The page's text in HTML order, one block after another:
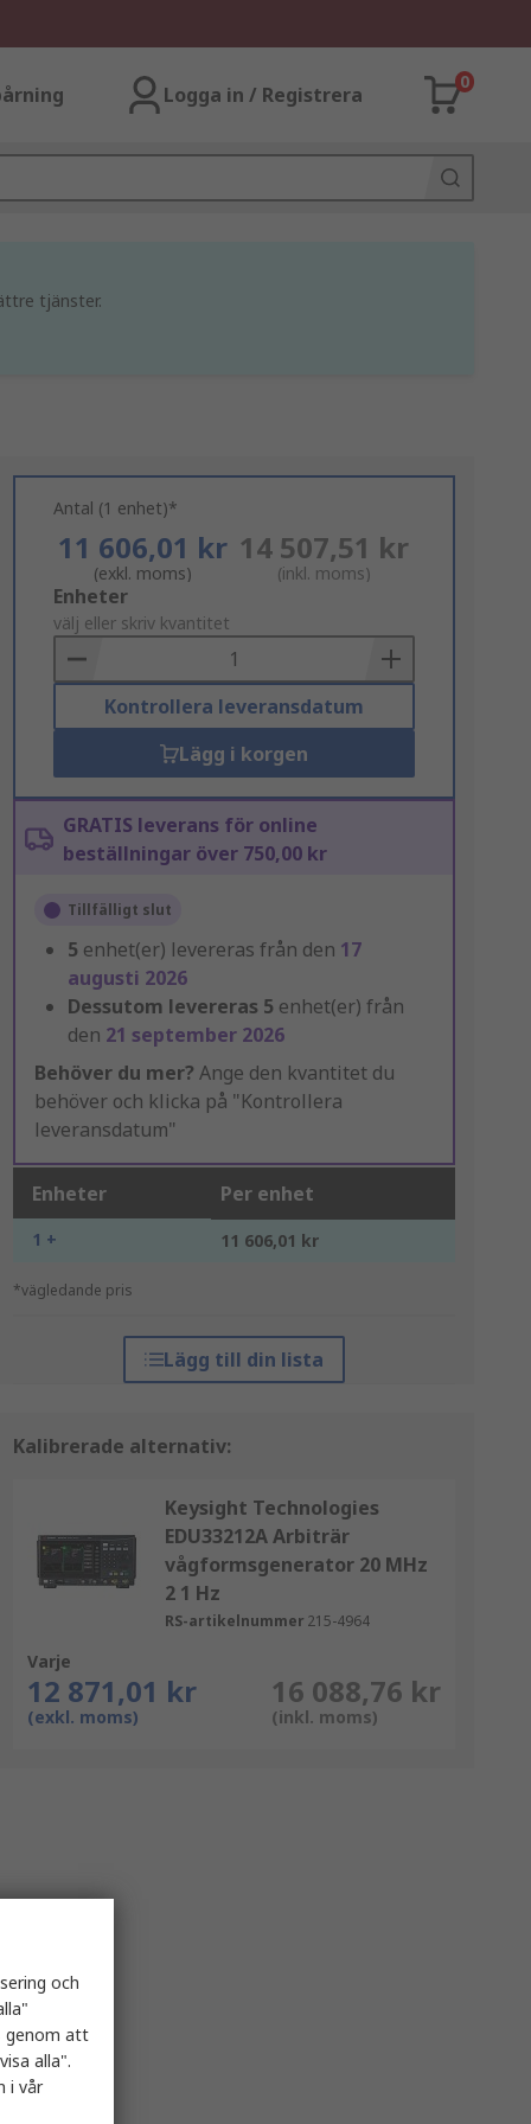
Logga in / Registrera
0
tjänster.
Antal (1 enhet)*
11 606,01 kr
(exkl. moms)
14 507,51 kr
(inkl. moms)
Add
to
Basket
Enheter
välj eller skriv kvantitet
Kontrollera leveransdatum
Lägg i korgen
GRATIS leverans för online
beställningar över 750,00 kr
Tillfälligt slut
5 enhet(er) levereras från den 17
augusti 2026
Dessutom levereras 5 enhet(er) från
den 21 september 2026
Behöver du mer? Ange den kvantitet du
behöver och klicka på "Kontrollera
leveransdatum"
Enheter Per enhet
1 + 11 606,01 kr
*vägledande pris
Lägg till din lista
Kalibrerade alternativ:
Keysight Technologies
EDU33212A Arbiträr
vågformsgenerator 20 MHz
2 1 Hz
RS-artikelnummer 215-4964
Varje
12 871,01 kr
(exkl. moms)
16 088,76 kr
(inkl. moms)
och
genom att
alla".
i vår